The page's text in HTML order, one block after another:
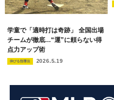
学童で「適時打は奇跡」 全国出場
チームが徹底...“運”に頼らない得
点力アップ術
伸びる指導法 2026.5.19